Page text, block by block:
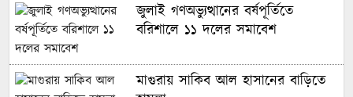
জুলাই গণঅভ্যুত্থানের বর্ষপূর্তিতে
বরিশালে ১১ দলের সমাবেশ
মাগুরায় সাকিব আল হাসানের বাড়িতে